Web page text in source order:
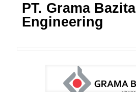
PT. Grama Bazita
Engineering